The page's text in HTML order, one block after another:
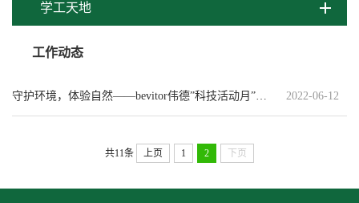
学工天地
工作动态
守护环境，体验自然——bevitor伟德”科技活动月”系列活动 2022-06-12
共11条 上页 1 2 下页